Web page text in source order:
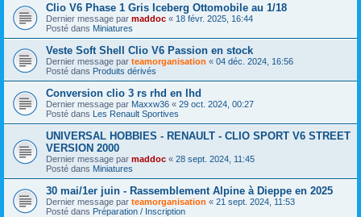
Clio V6 Phase 1 Gris Iceberg Ottomobile au 1/18
Dernier message par maddoc « 18 févr. 2025, 16:44
Posté dans Miniatures
Veste Soft Shell Clio V6 Passion en stock
Dernier message par teamorganisation « 04 déc. 2024, 16:56
Posté dans Produits dérivés
Conversion clio 3 rs rhd en lhd
Dernier message par Maxxw36 « 29 oct. 2024, 00:27
Posté dans Les Renault Sportives
UNIVERSAL HOBBIES - RENAULT - CLIO SPORT V6 STREET
VERSION 2000
Dernier message par maddoc « 28 sept. 2024, 11:45
Posté dans Miniatures
30 mai/1er juin - Rassemblement Alpine à Dieppe en 2025
Dernier message par teamorganisation « 21 sept. 2024, 11:53
Posté dans Préparation / Inscription